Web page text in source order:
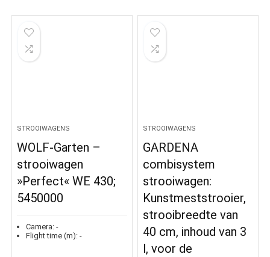
STROOIWAGENS
WOLF-Garten –
strooiwagen
»Perfect« WE 430;
5450000
Camera: -
Flight time (m): -
STROOIWAGENS
GARDENA
combisystem
strooiwagen:
Kunstmeststrooier,
strooibreedte van
40 cm, inhoud van 3
l, voor de